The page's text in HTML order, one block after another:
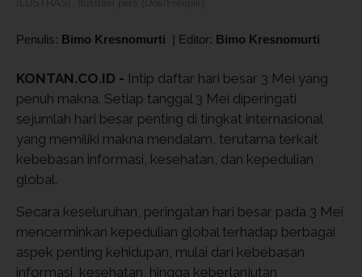
Penulis: Bimo Kresnomurti | Editor: Bimo Kresnomurti
KONTAN.CO.ID - Intip daftar hari besar 3 Mei yang
penuh makna. Setiap tanggal 3 Mei diperingati
sejumlah hari besar penting di tingkat internasional
yang memiliki makna mendalam, terutama terkait
kebebasan informasi, kesehatan, dan kepedulian
global.
Secara keseluruhan, peringatan hari besar pada 3 Mei
mencerminkan kepedulian global terhadap berbagai
aspek penting kehidupan, mulai dari kebebasan
informasi, kesehatan, hingga keberlanjutan